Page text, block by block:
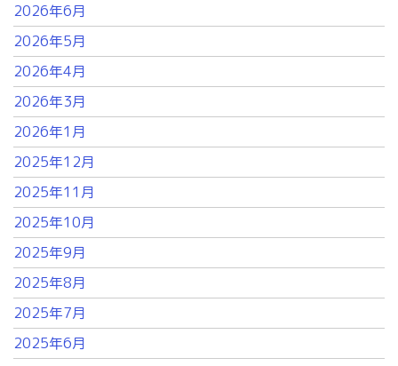
2026年6月
2026年5月
2026年4月
2026年3月
2026年1月
2025年12月
2025年11月
2025年10月
2025年9月
2025年8月
2025年7月
2025年6月